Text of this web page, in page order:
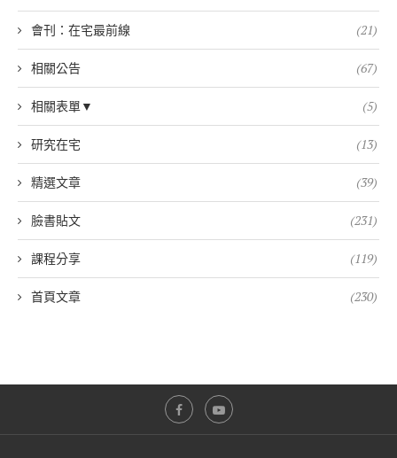
會刊：在宅最前線 (21)
相關公告 (67)
相關表單▼ (5)
研究在宅 (13)
精選文章 (39)
臉書貼文 (231)
課程分享 (119)
首頁文章 (230)